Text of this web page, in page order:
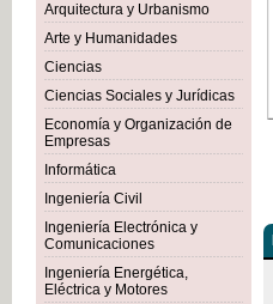
Arquitectura y Urbanismo
Arte y Humanidades
Ciencias
Ciencias Sociales y Jurídicas
Economía y Organización de
Empresas
Informática
Ingeniería Civil
Ingeniería Electrónica y
Comunicaciones
Ingeniería Energética,
Eléctrica y Motores